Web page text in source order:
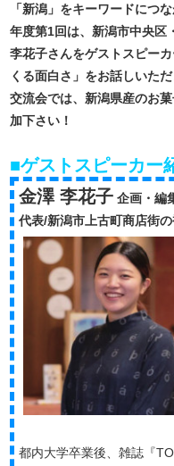
「新潟」をキーワードにつ
年度第1回は、新潟市中央区
李花子さんをゲストスピー
くる面白さ」をお話しいただ
交流会では、新潟県産のお
加下さい！
■ゲストスピーカー
金澤 李花子 企画・編
代表/新潟市上古町商店街
都内大学卒業後、雑誌『